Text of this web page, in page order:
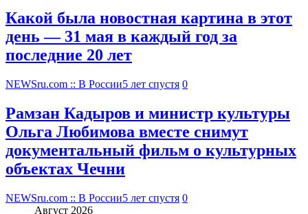
Какой была новостная картина в этот
день — 31 мая в каждый год за
последние 20 лет
NEWSru.com :: В России5 лет спустя 0
Рамзан Кадыров и министр культуры
Ольга Любимова вместе снимут
документальный фильм о культурных
объектах Чечни
NEWSru.com :: В России5 лет спустя 0
Август 2026